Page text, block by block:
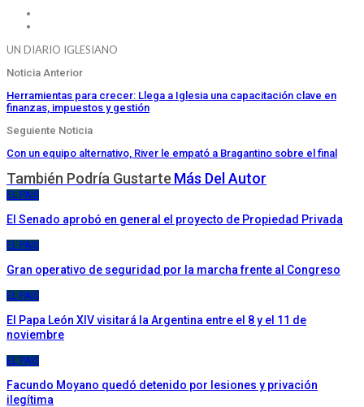
UN DIARIO IGLESIANO
Noticia Anterior
Herramientas para crecer: Llega a Iglesia una capacitación clave en
finanzas, impuestos y gestión
Seguiente Noticia
Con un equipo alternativo, River le empató a Bragantino sobre el final
También Podría Gustarte Más Del Autor
EL PAIS
El Senado aprobó en general el proyecto de Propiedad Privada
EL PAIS
Gran operativo de seguridad por la marcha frente al Congreso
EL PAIS
El Papa León XIV visitará la Argentina entre el 8 y el 11 de
noviembre
EL PAIS
Facundo Moyano quedó detenido por lesiones y privación
ilegítima